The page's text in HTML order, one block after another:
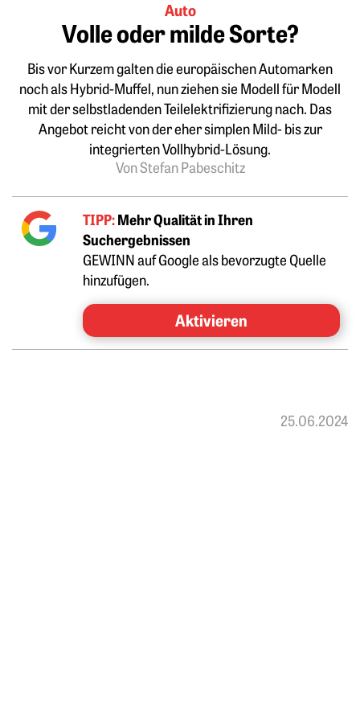
Auto
Volle oder milde Sorte?
Bis vor Kurzem galten die europäischen Automarken
noch als Hybrid-Muffel, nun ziehen sie Modell für Modell
mit der selbst­ladenden Teilelektrifizierung nach. Das
Angebot reicht von der eher simplen Mild- bis zur
integrierten Voll­hybrid-Lösung.
Von Stefan Pabeschitz
TIPP:Mehr Qualität in Ihren
Suchergebnissen
GEWINN auf Google als bevorzugte Quelle
hinzufügen.
Aktivieren
25.06.2024